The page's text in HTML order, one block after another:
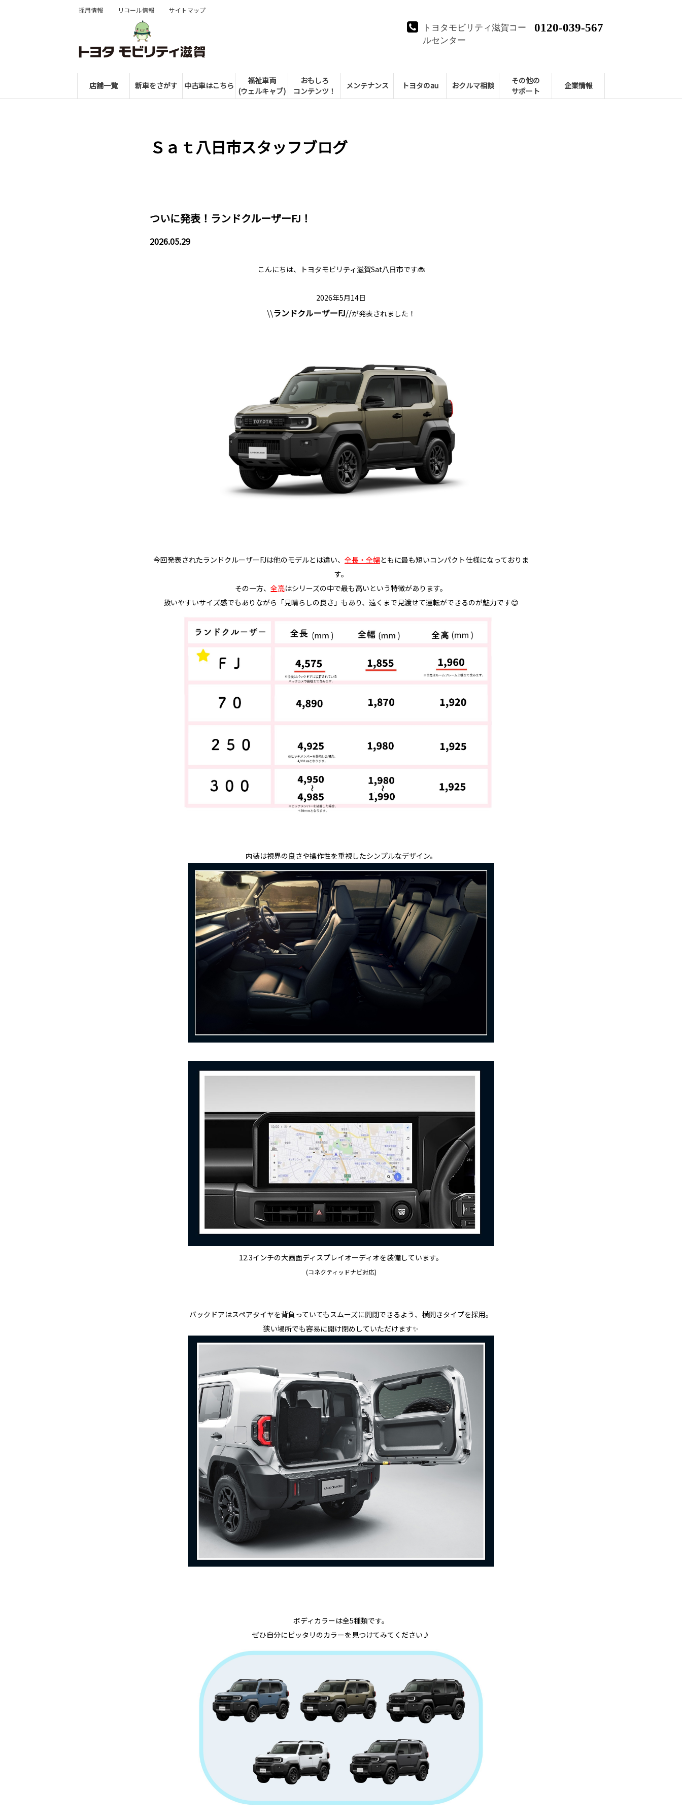
トヨタモビリティ滋賀コー
ルセンター
0120-039-567
店舗一覧 新車をさがす 中古車はこちら
福祉車両
(ウェルキャブ)
おもしろ
コンテンツ！
メンテナンス トヨタのau おクルマ相談
その他の
サポート
企業情報
採用情報 リコール情報 サイトマップ
Ｓａｔ八日市スタッフブログ
ついに発表！ランドクルーザーFJ！
2026.05.29
こんにちは、トヨタモビリティ滋賀Sat八日市です🐞
2026年5月14日
\\ランドクルーザーFJ//が発表されました！
今回発表されたランドクルーザーFJは他のモデルとは違い、 全長・全幅ともに最も短いコンパクト仕様になっておりま
す。
その一方、 全高はシリーズの中で最も高いという特徴があります。
扱いやすいサイズ感でもありながら「見晴らしの良さ」もあり、遠くまで見渡せて運転ができるのが魅力です😊
内装は視界の良さや操作性を重視したシンプルなデザイン。
12.3インチの大画面ディスプレイオーディオを装備しています。
(コネクティッドナビ対応)
バックドアはスペアタイヤを背負っていてもスムーズに開閉できるよう、横開きタイプを採用。
狭い場所でも容易に開け閉めしていただけます✨
ボディカラーは全5種類です。
ぜひ自分にピッタリのカラーを見つけてみてください♪